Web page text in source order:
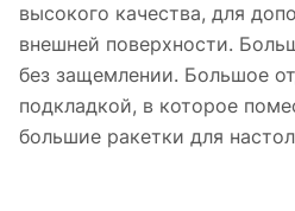
высокого качества, для
внешней поверхности.
без защемлении. Большое
подкладкой, в которое
большие ракетки для